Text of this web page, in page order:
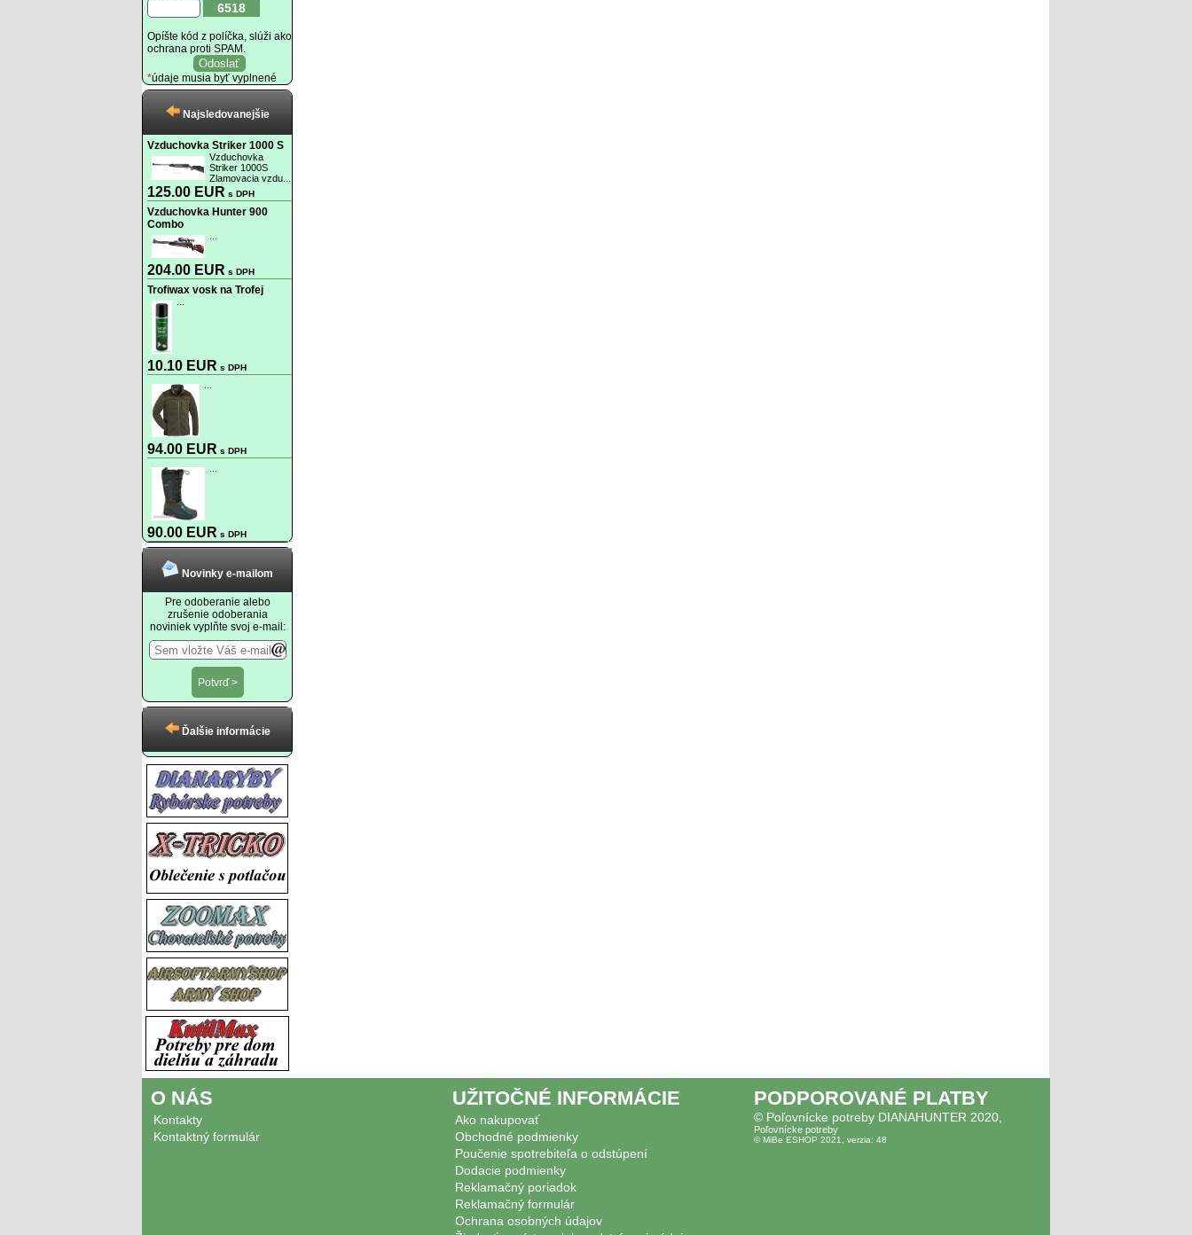
6518
Opíšte kód z políčka, slúži ako
ochrana proti SPAM.
*údaje musia byť vyplnené
Najsledovanejšie
Vzduchovka Striker 1000 S
Vzduchovka
Striker 1000S
Zlamovacia vzdu...
125.00 EUR s DPH
Vzduchovka Hunter 900
Combo
204.00 EUR s DPH
Trofiwax vosk na Trofej
10.10 EUR s DPH
94.00 EUR s DPH
90.00 EUR s DPH
Novinky e-mailom
Pre odoberanie alebo
zrušenie odoberania
noviniek vyplňte svoj e-mail:
Ďalšie informácie
O NÁS
Kontakty
Kontaktný formulár
UŽITOČNÉ INFORMÁCIE
Ako nakupovať
Obchodné podmienky
Poučenie spotrebiteľa o odstúpení
Dodacie podmienky
Reklamačný poriadok
Reklamačný formulár
Ochrana osobných údajov
PODPOROVANÉ PLATBY
© Poľovnícke potreby DIANAHUNTER 2020,
Poľovnícke potreby
© MiBe ESHOP 2021, verzia: 48